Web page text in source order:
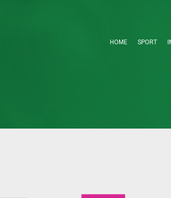
HOME SPORT